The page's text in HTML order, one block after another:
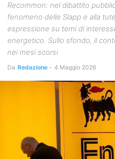
Recommon: nel dibattito
fenomeno delle Slapp e alla
espressione su temi di
energetico. Sullo sfondo, il
nei mesi scorsi
Da Redazione - 4 Maggio 2026